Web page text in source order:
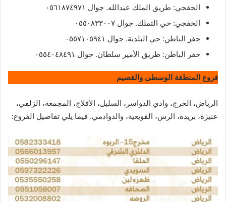
الخفجي: طريق الملك عبدالله. جوال ٠٥٦١٨٧٤٩٧١
الخفجي: حي التملك. جوال ٠٥٥٠٨٣٣٠٠٧
حفر الباطن: حي البلدية. جوال ٠٥٥٧١٠٥٩٤١
حفر الباطن: طريق الأمير سلطان. جوال ٠٥٥٤٠٤٨٤٩١
فروع المنطقة الوسطى والقصيم
الرياض، الخرج، وادي الدواسر، السليل، الأفلاج، المجمعة، الزلفي،
عنيزة، بريدة، الرس، القويعية، والدوادمي. فيما يلي تفاصيل الفروع: